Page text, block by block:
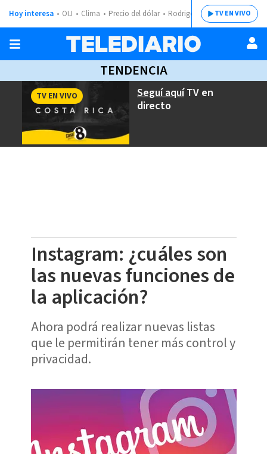
Hoy interesa OIJ Clima Precio del dólar Rodrigo ChavesTV EN VIVO
TENDENCIA
Seguí aquíTV en
directo
TV EN VIVO
Instagram: ¿cuáles son
las nuevas funciones de
la aplicación?
Ahora podrá realizar nuevas listas
que le permitirán tener más control y
privacidad.